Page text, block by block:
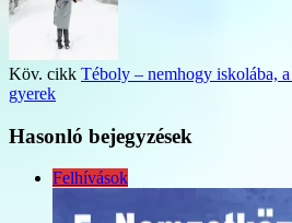
Köv. cikk Téboly – nemhogy iskolába,
gyerek
Hasonló bejegyzések
Felhívások